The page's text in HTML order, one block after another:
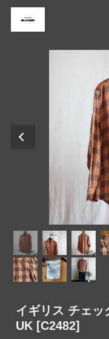
イギリス チェ
UK [C2482]